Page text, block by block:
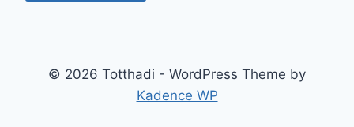
© 2026 Totthadi - WordPress Theme by
Kadence WP